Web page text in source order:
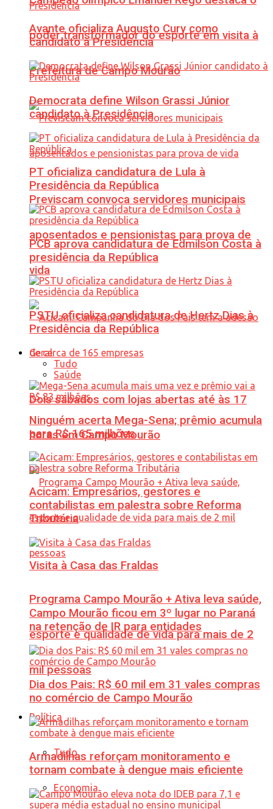
poder transformador do esporte em visita à
Prefeitura de Campo Mourão
Previscam convoca servidores municipais
aposentados e pensionistas para prova de
vida
Dois sábados com lojas abertas até às 17
horas em Campo Mourão
Programa Campo Mourão + Ativa leva saúde,
esporte e qualidade de vida para mais de 2
mil pessoas
Política
Tudo
Economia
Avante oficializa Augusto Cury como
candidato à Presidência
Democrata define Wilson Grassi Júnior
candidato à Presidência
PT oficializa candidatura de Lula à
Presidência da República
PCB aprova candidatura de Edmilson Costa à
presidência da República
PSTU oficializa candidatura de Hertz Dias à
Presidência da República
Geral
Tudo
Saúde
Ninguém acerta Mega-Sena; prêmio acumula
para R$ 165 milhões
Acicam: Empresários, gestores e
contabilistas em palestra sobre Reforma
Tributária
Visita à Casa das Fraldas
Campo Mourão ficou em 3º lugar no Paraná
na retenção de IR para entidades
Dia dos Pais: R$ 60 mil em 31 vales compras
no comércio de Campo Mourão
Armadilhas reforçam monitoramento e
tornam combate à dengue mais eficiente